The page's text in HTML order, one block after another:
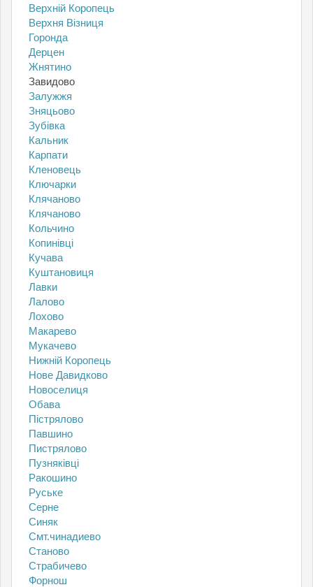
Верхній Коропець
Верхня Візниця
Горонда
Дерцен
Жнятино
Завидово
Залужжя
Зняцьово
Зубівка
Кальник
Карпати
Кленовець
Ключарки
Клячаново
Клячаново
Кольчино
Копинівці
Кучава
Куштановиця
Лавки
Лалово
Лохово
Макарево
Мукачево
Нижній Коропець
Нове Давидково
Новоселиця
Обава
Пістрялово
Павшино
Пистрялово
Пузняківці
Ракошино
Руське
Серне
Синяк
Смт.чинадиево
Станово
Страбичево
Форнош